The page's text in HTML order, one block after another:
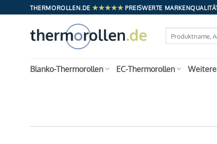
Inhalt
THERMOROLLEN.DE ★★★★★ PREISWERTE
nach:
Blanko-Thermorollen EC-Thermorollen